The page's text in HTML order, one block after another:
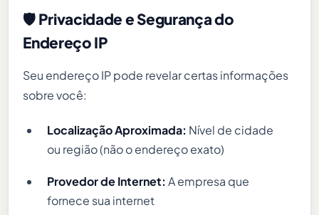
🛡️ Privacidade e Segurança do
Endereço IP
Seu endereço IP pode revelar certas informações
sobre você:
Localização Aproximada: Nível de cidade
ou região (não o endereço exato)
Provedor de Internet: A empresa que
fornece sua internet